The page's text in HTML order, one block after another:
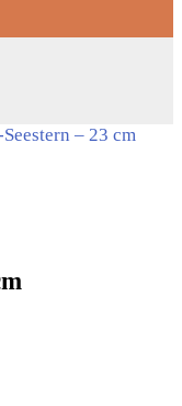
– 23 cm